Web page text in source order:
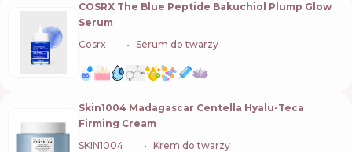
COSRX The Blue Peptide Bakuchiol Plump Glow
Serum
Cosrx
Serum do twarzy
Skin1004 Madagascar Centella Hyalu-Teca
Firming Cream
SKIN1004
Krem do twarzy